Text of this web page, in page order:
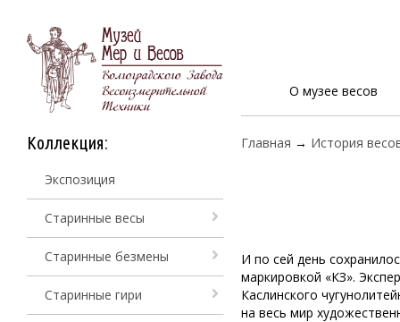
О музее весов
Коллекция:
Экспозиция
Старинные весы
Старинные безмены
Старинные гири
Главная → История
И по сей день
маркировкой «КЗ».
Каслинского
на весь мир